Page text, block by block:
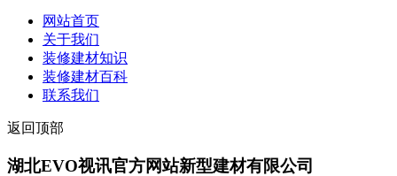
网站首页
关于我们
装修建材知识
装修建材百科
联系我们
返回顶部
湖北EVO视讯官方网站新型建材有限公司